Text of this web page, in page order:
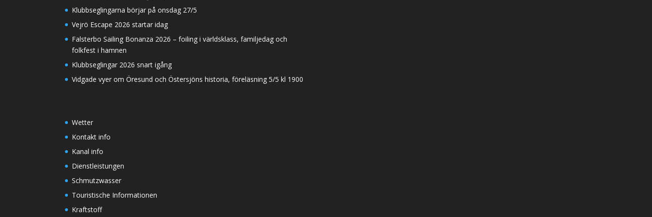
Klubbseglingarna börjar på onsdag 27/5
Vejrö Escape 2026 startar idag
Falsterbo Sailing Bonanza 2026 – foiling i världsklass, familjedag och
folkfest i hamnen
Klubbseglingar 2026 snart igång
Vidgade vyer om Öresund och Östersjöns historia, föreläsning 5/5 kl 1900
Wetter
Kontakt info
Kanal info
Dienstleistungen
Schmutzwasser
Touristische Informationen
Kraftstoff